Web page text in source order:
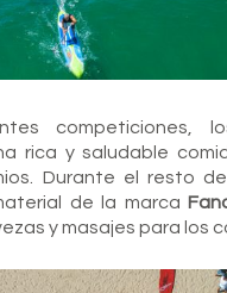
competiciones,
rica y saludable
Durante el resto
de la marca
y masajes para los